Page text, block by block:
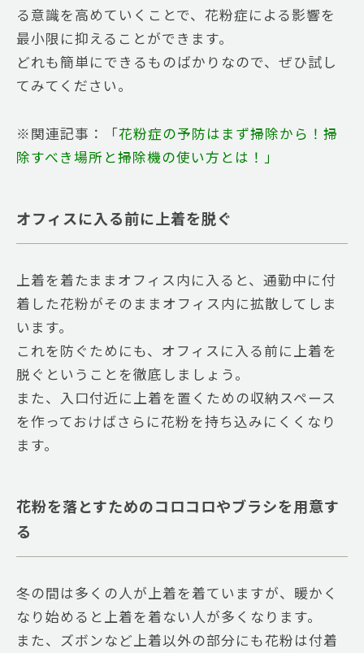
る意識を高めていくことで、花粉症による影響を
最小限に抑えることができます。
どれも簡単にできるものばかりなので、ぜひ試し
てみてください。
※関連記事：「花粉症の予防はまず掃除から！掃
除すべき場所と掃除機の使い方とは！ 」
オフィスに入る前に上着を脱ぐ
上着を着たままオフィス内に入ると、通勤中に付
着した花粉がそのままオフィス内に拡散してしま
います。
これを防ぐためにも、オフィスに入る前に上着を
脱ぐということを徹底しましょう。
また、入口付近に上着を置くための収納スペース
を作っておけばさらに花粉を持ち込みにくくなり
ます。
花粉を落とすためのコロコロやブラシを用意す
る
冬の間は多くの人が上着を着ていますが、暖かく
なり始めると上着を着ない人が多くなります。
また、ズボンなど上着以外の部分にも花粉は付着